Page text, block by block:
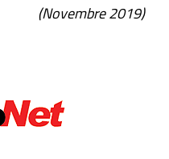
(Novembre 2019)